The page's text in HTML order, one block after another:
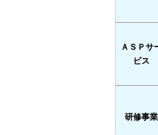
ＡＳＰサ
ビス
研修事業